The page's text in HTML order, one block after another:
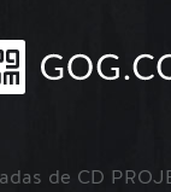
de CD